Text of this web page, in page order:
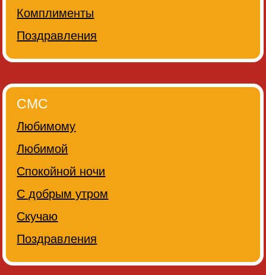
Комплименты
Поздравления
СМС
Любимому
Любимой
Спокойной ночи
С добрым утром
Скучаю
Поздравления